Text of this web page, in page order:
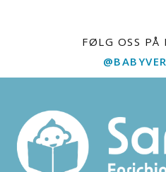
FØLG OSS PÅ